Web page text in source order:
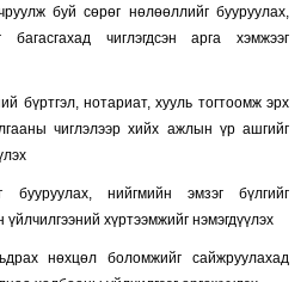
буй сөрөг нөлөөллийг бууруулах,
чиглэгдсэн арга хэмжээг
бүртгэл, нотариат, хууль тогтоомж эрх
чиглэлээр хийх ажлын үр ашгийг
бууруулах, нийгмийн эмзэг бүлгийг
хүртээмжийг нэмэгдүүлэх
нөхцөл боломжийг сайжруулахад